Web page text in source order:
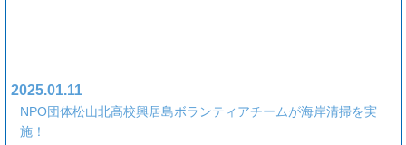
2025.01.11
NPO団体松山北高校興居島ボランティアチームが海岸清掃を実
施！